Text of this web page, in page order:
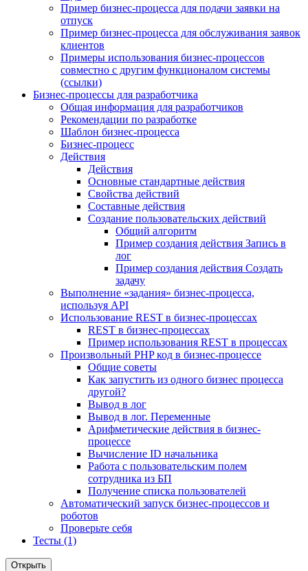
Пример бизнес-процесса для подачи заявки на
отпуск
Пример бизнес-процесса для обслуживания заявок
клиентов
Примеры использования бизнес-процессов
совместно с другим функционалом системы
(ссылки)
Бизнес-процессы для разработчика
Общая информация для разработчиков
Рекомендации по разработке
Шаблон бизнес-процесса
Бизнес-процесс
Действия
Действия
Основные стандартные действия
Свойства действий
Составные действия
Создание пользовательских действий
Общий алгоритм
Пример создания действия Запись в
лог
Пример создания действия Создать
задачу
Выполнение «задания» бизнес-процесса,
используя API
Использование REST в бизнес-процессах
REST в бизнес-процессах
Пример использования REST в процессах
Произвольный PHP код в бизнес-процессе
Общие советы
Как запустить из одного бизнес процесса
другой?
Вывод в лог
Вывод в лог. Переменные
Арифметические действия в бизнес-
процессе
Вычисление ID начальника
Работа с пользовательским полем
сотрудника из БП
Получение списка пользователей
Автоматический запуск бизнес-процессов и
роботов
Проверьте себя
Тесты (1)
Открыть